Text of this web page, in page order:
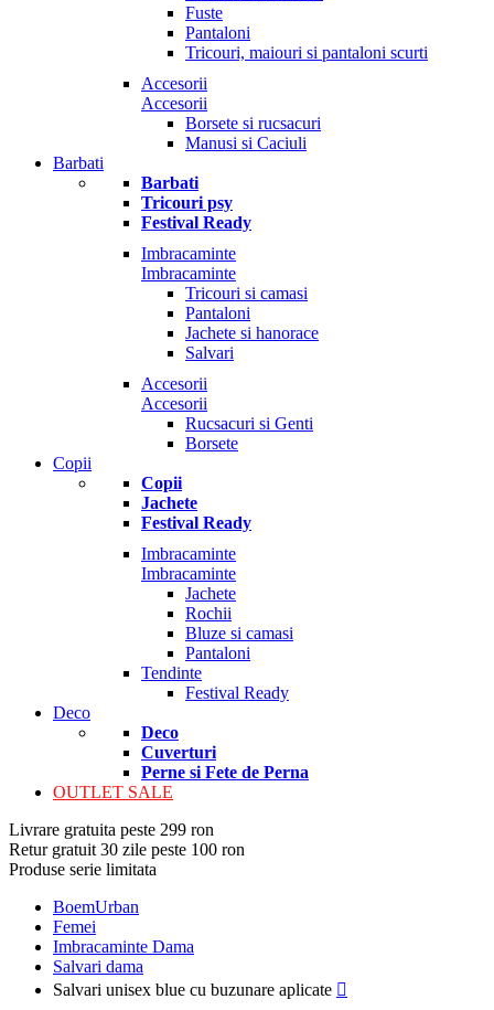
Fuste
Pantaloni
Tricouri, maiouri si pantaloni scurti
Accesorii
Accesorii
Borsete si rucsacuri
Manusi si Caciuli
Barbati
Barbati
Tricouri psy
Festival Ready
Imbracaminte
Imbracaminte
Tricouri si camasi
Pantaloni
Jachete si hanorace
Salvari
Accesorii
Accesorii
Rucsacuri si Genti
Borsete
Copii
Copii
Jachete
Festival Ready
Imbracaminte
Imbracaminte
Jachete
Rochii
Bluze si camasi
Pantaloni
Tendinte
Festival Ready
Deco
Deco
Cuverturi
Perne si Fete de Perna
OUTLET SALE
Livrare gratuita peste 299 ron
Retur gratuit 30 zile peste 100 ron
Produse serie limitata
BoemUrban
Femei
Imbracaminte Dama
Salvari dama
Salvari unisex blue cu buzunare aplicate 